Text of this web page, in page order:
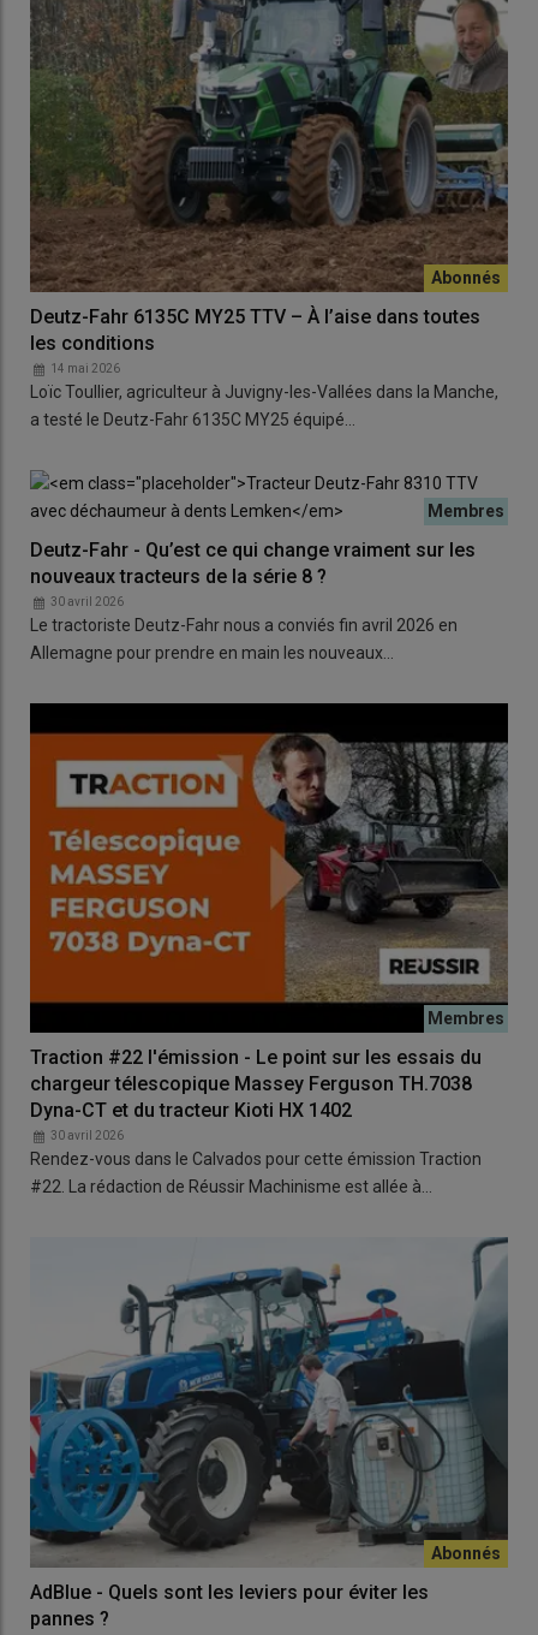
Deutz-Fahr 6135C MY25 TTV – À l’aise dans toutes
les conditions
14 mai 2026
Loïc Toullier, agriculteur à Juvigny-les-Vallées dans la Manche,
a testé le Deutz-Fahr 6135C MY25 équipé…
Deutz-Fahr - Qu’est ce qui change vraiment sur les
nouveaux tracteurs de la série 8 ?
30 avril 2026
Le tractoriste Deutz-Fahr nous a conviés fin avril 2026 en
Allemagne pour prendre en main les nouveaux…
Traction #22 l'émission - Le point sur les essais du
chargeur télescopique Massey Ferguson TH.7038
Dyna-CT et du tracteur Kioti HX 1402
30 avril 2026
Rendez-vous dans le Calvados pour cette émission Traction
#22. La rédaction de Réussir Machinisme est allée à…
AdBlue - Quels sont les leviers pour éviter les
pannes ?